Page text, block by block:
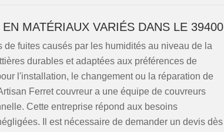
MATÉRIAUX VARIÉS DANS LE 39400
fuites causés par les humidités au niveau de la
durables et adaptées aux préférences de
l'installation, le changement ou la réparation de
Ferret couvreur a une équipe de couvreurs
Cette entreprise répond aux besoins
Il est nécessaire de demander un devis dès